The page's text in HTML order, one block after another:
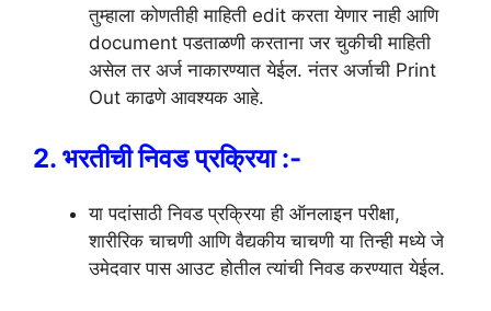
तुम्हाला कोणतीही माहिती edit करता येणार नाही आणि
document पडताळणी करताना जर चुकीची माहिती
असेल तर अर्ज नाकारण्यात येईल. नंतर अर्जाची Print
Out काढणे आवश्यक आहे.
2. भरतीची निवड प्रक्रिया :-
या पदांसाठी निवड प्रक्रिया ही ऑनलाइन परीक्षा,
शारीरिक चाचणी आणि वैद्यकीय चाचणी या तिन्ही मध्ये जे
उमेदवार पास आउट होतील त्यांची निवड करण्यात येईल.